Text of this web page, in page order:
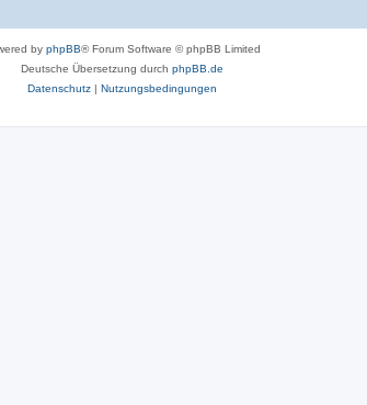
by phpBB® Forum Software © phpBB Limited
Deutsche Übersetzung durch phpBB.de
Datenschutz| Nutzungsbedingungen